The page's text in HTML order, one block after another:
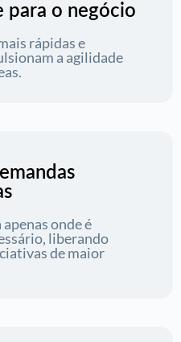
para o negócio
rápidas e
a agilidade
onde é
liberando
de maior